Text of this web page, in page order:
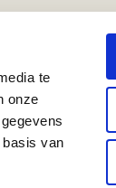
te
onze
van